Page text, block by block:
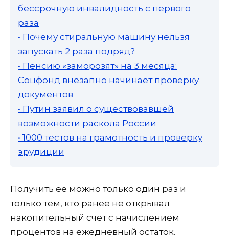
бессрочную инвалидность с первого
раза
• Почему стиральную машину нельзя
запускать 2 раза подряд?
• Пенсию «заморозят» на 3 месяца:
Соцфонд внезапно начинает проверку
документов
• Путин заявил о существовавшей
возможности раскола России
• 1000 тестов на грамотность и проверку
эрудиции
Получить ее можно только один раз и
только тем, кто ранее не открывал
накопительный счет с начислением
процентов на ежедневный остаток.